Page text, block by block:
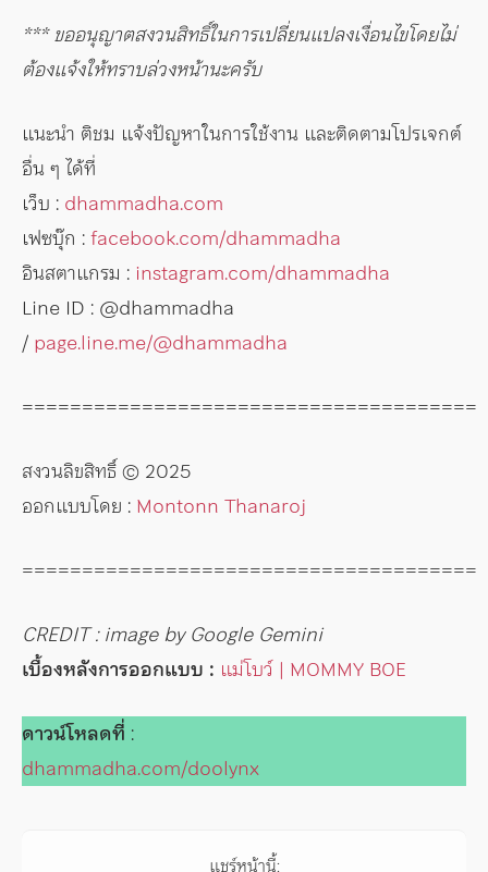
*** ขออนุญาตสงวนสิทธิ์ในการเปลี่ยนแปลงเงื่อนไขโดยไม่
ต้องแจ้งให้ทราบล่วงหน้านะครับ
แนะนำ ติชม แจ้งปัญหาในการใช้งาน และติดตามโปรเจกต์
อื่น ๆ ได้ที่
เว็บ : dhammadha.com
เฟซบุ๊ก :facebook.com/dhammadha
อินสตาแกรม : instagram.com/dhammadha
Line ID : @dhammadha
/ page.line.me/@dhammadha
======================================
สงวนลิขสิทธิ์ © 2025
ออกแบบโดย : Montonn Thanaroj
======================================
CREDIT : image by Google Gemini
เบื้องหลังการออกแบบ : แม่โบว์ | MOMMY BOE
ดาวน์โหลดที่ :
dhammadha.com/doolynx
แชร์หน้านี้: